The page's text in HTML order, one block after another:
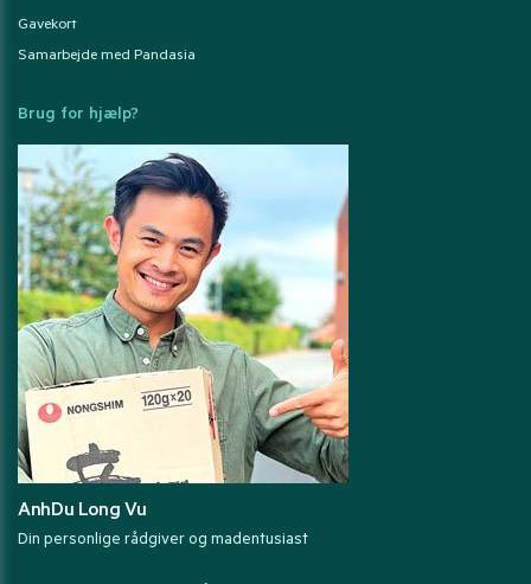
Gavekort
Samarbejde med Pandasia
Brug for hjælp?
AnhDu Long Vu
Din personlige rådgiver og madentusiast